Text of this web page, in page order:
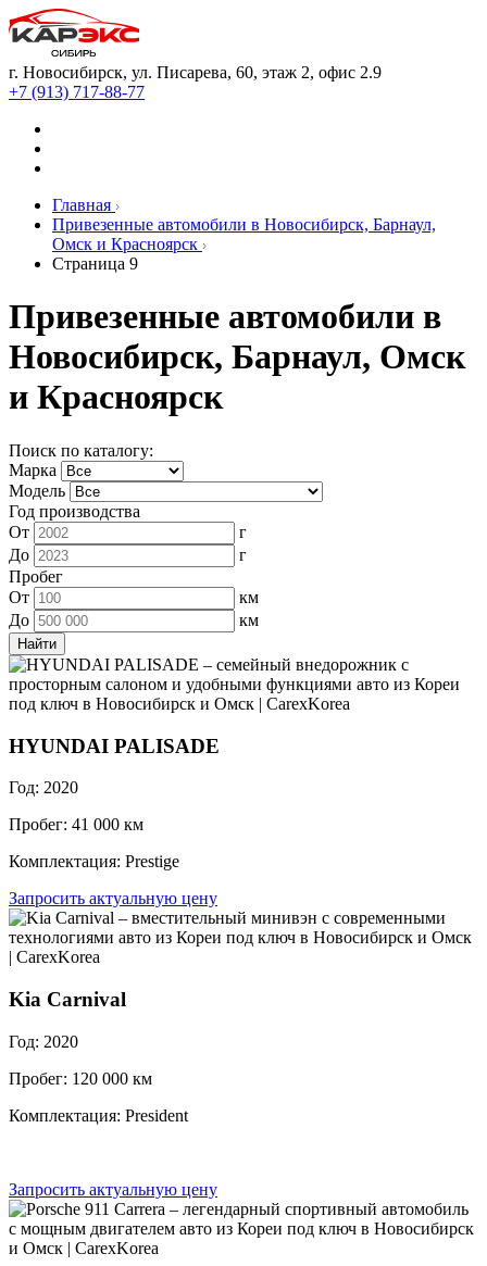
г. Новосибирск, ул. Писарева, 60, этаж 2, офис 2.9
+7 (913) 717-88-77
Главная
Привезенные автомобили в Новосибирск, Барнаул,
Омск и Красноярск
Страница 9
Привезенные автомобили в
Новосибирск, Барнаул, Омск
и Красноярск
Поиск по каталогу:
Марка
Модель
Год производства
От
г
До
г
Пробег
От
км
До
км
HYUNDAI PALISADE
Год: 2020
Пробег: 41 000 км
Комплектация: Prestige
Запросить актуальную цену
Kia Carnival
Год: 2020
Пробег: 120 000 км
Комплектация: President
Запросить актуальную цену